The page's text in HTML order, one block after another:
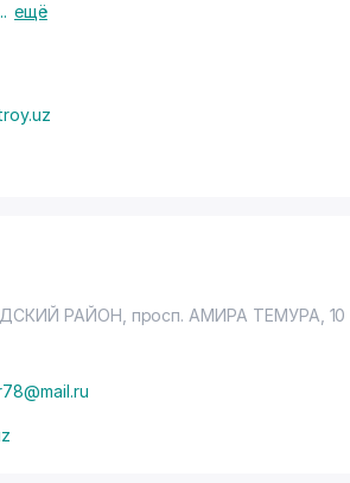
ещё
РАЙОН просп. АМИРА ТЕМУРА , 10